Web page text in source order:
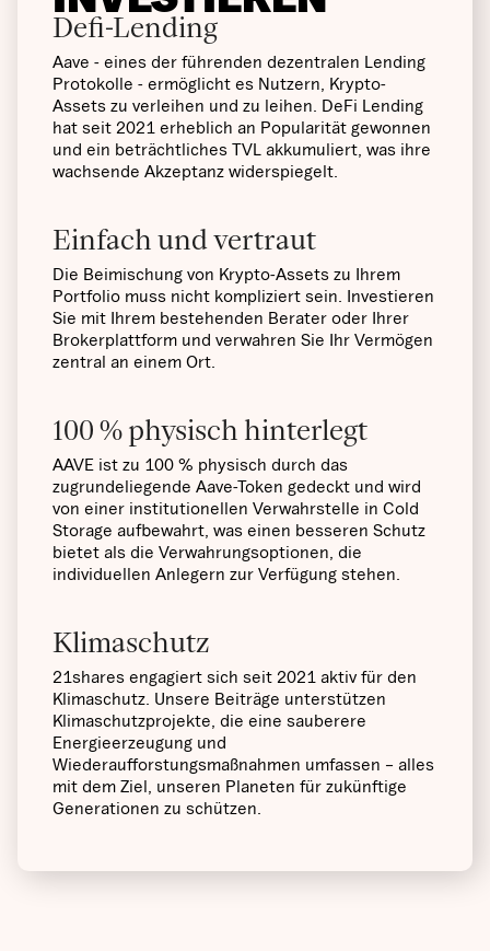
Defi-Lending
Aave - eines der führenden dezentralen Lending
Protokolle - ermöglicht es Nutzern, Krypto-
Assets zu verleihen und zu leihen. DeFi Lending
hat seit 2021 erheblich an Popularität gewonnen
und ein beträchtliches TVL akkumuliert, was ihre
wachsende Akzeptanz widerspiegelt.
Einfach und vertraut
Die Beimischung von Krypto-Assets zu Ihrem
Portfolio muss nicht kompliziert sein. Investieren
Sie mit Ihrem bestehenden Berater oder Ihrer
Brokerplattform und verwahren Sie Ihr Vermögen
zentral an einem Ort.
100 % physisch hinterlegt
AAVE ist zu 100 % physisch durch das
zugrundeliegende Aave-Token gedeckt und wird
von einer institutionellen Verwahrstelle in Cold
Storage aufbewahrt, was einen besseren Schutz
bietet als die Verwahrungsoptionen, die
individuellen Anlegern zur Verfügung stehen.
Klimaschutz
21shares engagiert sich seit 2021 aktiv für den
Klimaschutz. Unsere Beiträge unterstützen
Klimaschutzprojekte, die eine sauberere
Energieerzeugung und
Wiederaufforstungsmaßnahmen umfassen – alles
mit dem Ziel, unseren Planeten für zukünftige
Generationen zu schützen.